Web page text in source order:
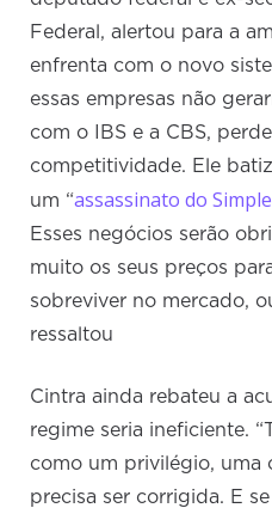
Federal, alertou para a
enfrenta com o novo
essas empresas não
com o IBS e a CBS,
competitividade. Ele
um “assassinato do
Esses negócios serão
muito os seus preços
sobreviver no mercado,
ressaltou
Cintra ainda rebateu a
regime seria ineficiente.
como um privilégio, uma
precisa ser corrigida. E